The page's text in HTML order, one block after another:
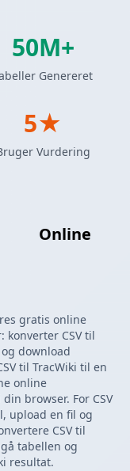
Online
gratis online
konverter CSV til
download
til TracWiki til en
online
browser. For CSV
upload en fil og
CSV til
tabellen og
resultat.
50M+
Genereret
5★
Vurdering